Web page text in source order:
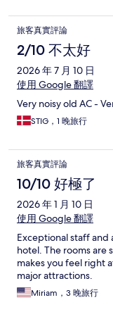
旅客真實評論
2/10 不太好
2026 年 7 月 10 日
使用 Google 翻譯
Very noisy old AC -
STIG，1 晚旅行
旅客真實評論
10/10 好極了
2026 年 1 月 10 日
使用 Google 翻譯
Exceptional staff
hotel. The rooms are
makes you feel right
major attractions.
Miriam，3 晚旅行